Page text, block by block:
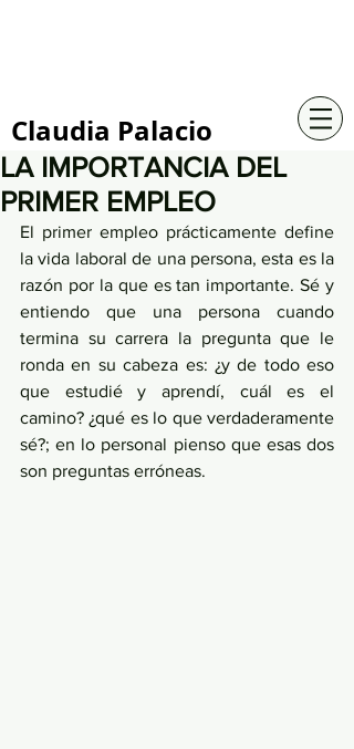
Claudia Palacio
LA IMPORTANCIA DEL
PRIMER EMPLEO
El primer empleo prácticamente define
la vida laboral de una persona, esta es la
razón por la que es tan importante. Sé y
entiendo que una persona cuando
termina su carrera la pregunta que le
ronda en su cabeza es: ¿y de todo eso
que estudié y aprendí, cuál es el
camino? ¿qué es lo que verdaderamente
sé?; en lo personal pienso que esas dos
son preguntas erróneas.